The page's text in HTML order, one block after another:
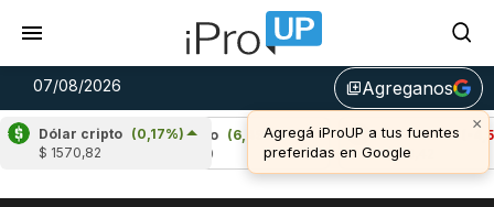
07/08/2026 library_addAgreganos
×
Agregá iProUP a tus fuentes
preferidas en Google
Dólar cripto (0,17%)
$ 1570,82
Cardano (6,49%)
Avalanche (-4,52%)
u$s 6,42